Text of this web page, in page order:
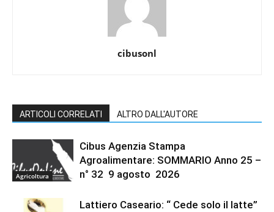
cibusonl
ARTICOLI CORRELATI ALTRO DALL'AUTORE
Agricoltura
Cibus Agenzia Stampa
Agroalimentare: SOMMARIO Anno 25 –
n° 32 9 agosto 2026
Lattiero Caseario: “ Cede solo il latte”